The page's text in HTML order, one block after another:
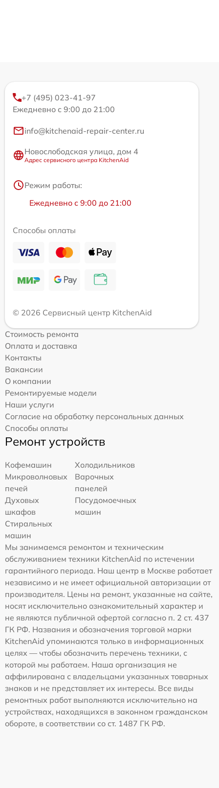
+7 (495) 023-41-97
Ежедневно с 9:00 до 21:00
info@kitchenaid-repair-center.ru
Новослободская улица, дом 4
Адрес сервисного центра KitchenAid
Режим работы:
Ежедневно с 9:00 до 21:00
Способы оплаты
© 2026 Сервисный центр KitchenAid
Стоимость ремонта
Оплата и доставка
Контакты
Вакансии
О компании
Ремонтируемые модели
Наши услуги
Согласие на обработку персональных данных
Способы оплаты
Ремонт устройств
Кофемашин
Холодильников
Микроволновых
печей
Варочных
панелей
Духовых
шкафов
Посудомоечных
машин
Стиральных
машин
Мы занимаемся ремонтом и техническим
обслуживанием техники KitchenAid по истечении
гарантийного периода. Наш центр в Москве работает
независимо и не имеет официальной авторизации от
производителя. Цены на ремонт, указанные на сайте,
носят исключительно ознакомительный характер и
не являются публичной офертой согласно п. 2 ст. 437
ГК РФ. Названия и обозначения торговой марки
KitchenAid упоминаются только в информационных
целях — чтобы обозначить перечень техники, с
которой мы работаем. Наша организация не
аффилирована с владельцами указанных товарных
знаков и не представляет их интересы. Все виды
ремонтных работ выполняются исключительно на
устройствах, находящихся в законном гражданском
обороте, в соответствии со ст. 1487 ГК РФ.